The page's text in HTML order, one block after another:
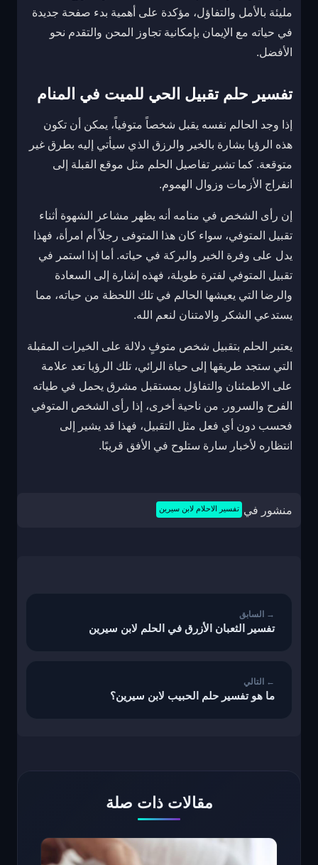
مليئة بالأمل والتفاؤل، مؤكدة على أهمية بدء صفحة جديدة
في حياته مع الإيمان بإمكانية تجاوز المحن والتقدم نحو
الأفضل.
تفسير حلم تقبيل الحي للميت في المنام
إذا وجد الحالم نفسه يقبل شخصاً متوفياً، يمكن أن تكون
هذه الرؤيا بشارة بالخير والرزق الذي سيأتي إليه بطرق غير
متوقعة. كما تشير تفاصيل الحلم مثل موقع القبلة إلى
انفراج الأزمات وزوال الهموم.
إن رأى الشخص في منامه أنه يظهر مشاعر الشهوة أثناء
تقبيل المتوفي، سواء كان هذا المتوفى رجلاً أم امرأة، فهذا
يدل على وفرة الخير والبركة في حياته. أما إذا استمر في
تقبيل المتوفي لفترة طويلة، فهذه إشارة إلى السعادة
والرضا التي يعيشها الحالم في تلك اللحظة من حياته، مما
يستدعي الشكر والامتنان لنعم الله.
يعتبر الحلم بتقبيل شخص متوفٍ دلالة على الخيرات المقبلة
التي ستجد طريقها إلى حياة الرائي، تلك الرؤيا تعد علامة
على الاطمئنان والتفاؤل بمستقبل مشرق يحمل في طياته
الفرح والسرور. من ناحية أخرى، إذا رأى الشخص المتوفي
فحسب دون أي فعل مثل التقبيل، فهذا قد يشير إلى
انتظاره لأخبار سارة ستلوح في الأفق قريبًا.
منشور في تفسير الاحلام لابن سيرين
تفسير الثعبان الأزرق في الحلم لابن سيرين
ما هو تفسير حلم الحبيب لابن سيرين؟
مقالات ذات صلة